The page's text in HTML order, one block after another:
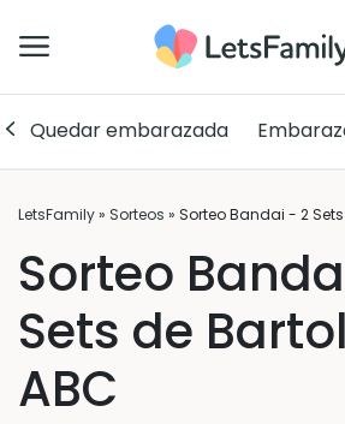
Quedar embarazada
LetsFamily» Sorteos » Sorteo Bandai - 2
Sorteo
Sets de
ABC